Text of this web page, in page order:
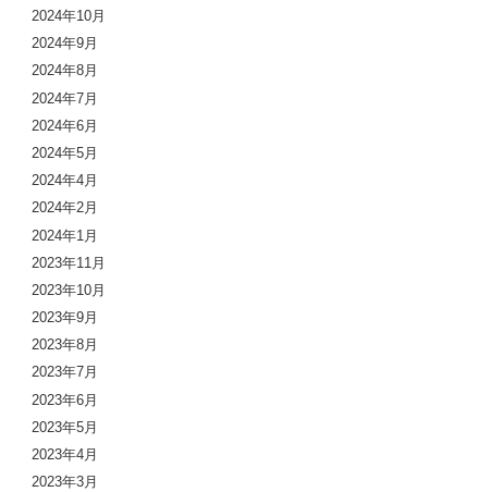
2024年10月
2024年9月
2024年8月
2024年7月
2024年6月
2024年5月
2024年4月
2024年2月
2024年1月
2023年11月
2023年10月
2023年9月
2023年8月
2023年7月
2023年6月
2023年5月
2023年4月
2023年3月